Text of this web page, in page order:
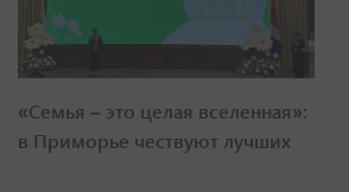
«Семья – это целая вселенная»:
в Приморье чествуют лучших